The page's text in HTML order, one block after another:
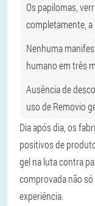
Os papilomas,
completamente, a
Nenhuma
humano em três
Ausência de
uso de Removio
Dia após dia, os
positivos de
gel na luta contra
comprovada não
experiência.